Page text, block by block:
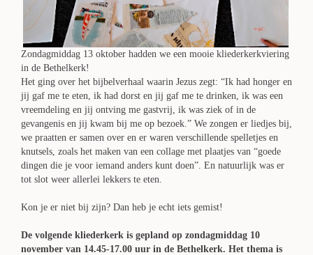
Zondagmiddag 13 oktober hadden we een mooie kliederkerkviering
in de Bethelkerk!
Het ging over het bijbelverhaal waarin Jezus zegt: “Ik had honger en
jij gaf me te eten, ik had dorst en jij gaf me te drinken, ik was een
vreemdeling en jij ontving me gastvrij, ik was ziek of in de
gevangenis en jij kwam bij me op bezoek.” We zongen er liedjes bij,
we praatten er samen over en er waren verschillende spelletjes en
knutsels, zoals het maken van een collage met plaatjes van “goede
dingen die je voor iemand anders kunt doen”. En natuurlijk was er
tot slot weer allerlei lekkers te eten.
Kon je er niet bij zijn? Dan heb je echt iets gemist!
De volgende kliederkerk is gepland op zondagmiddag 10
november van 14.45-17.00 uur in de Bethelkerk. Het thema is